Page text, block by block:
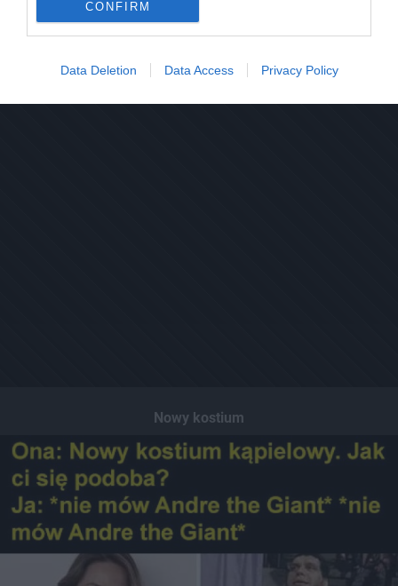
CONFIRM
Data Deletion Data Access Privacy Policy
Nowy kostium